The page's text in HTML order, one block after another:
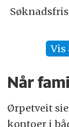
Vis
Når
Ørpetveit
kontoer i